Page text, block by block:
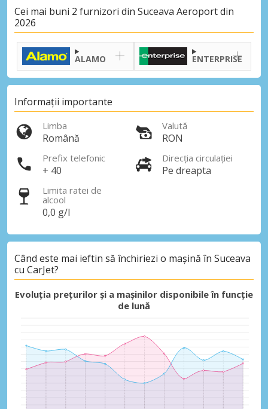
Economii de top
Accesați ofertele exclusive ale
furnizorilor noștri
Autentificare cu eLink
Cei mai buni 2 furnizori din Suceava Aeroport din
2026
ALAMO ENTERPRISE
Informații importante
Limba
Română
Valută
RON
Prefix telefonic
+ 40
Direcția circulației
Pe dreapta
Limita ratei de
alcool
0,0 g/l
Când este mai ieftin să închiriezi o mașină în Suceava
cu CarJet?
Evoluția prețurilor și a mașinilor disponibile în funcție
de lună